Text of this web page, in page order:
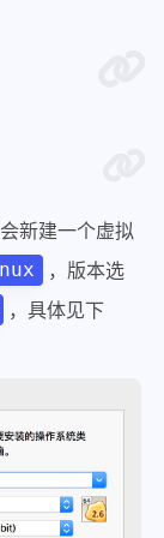
新建一个虚拟
，版本选
，具体见下